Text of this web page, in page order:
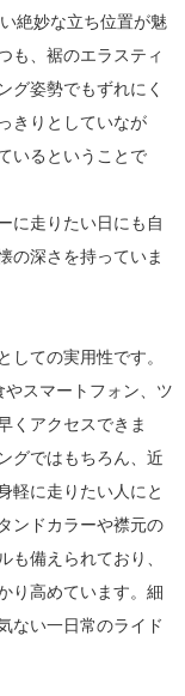
絶妙な立ち位置が魅
も、裾のエラスティ
グ姿勢でもずれにく
きりとしていなが
いるということで
に走りたい日にも自
の深さを持っていま
しての実用性です。
スマートフォン、ツ
くアクセスできま
グではもちろん、近
軽に走りたい人にと
ンドカラーや襟元の
も備えられており、
り高めています。細
ない一日常のライド